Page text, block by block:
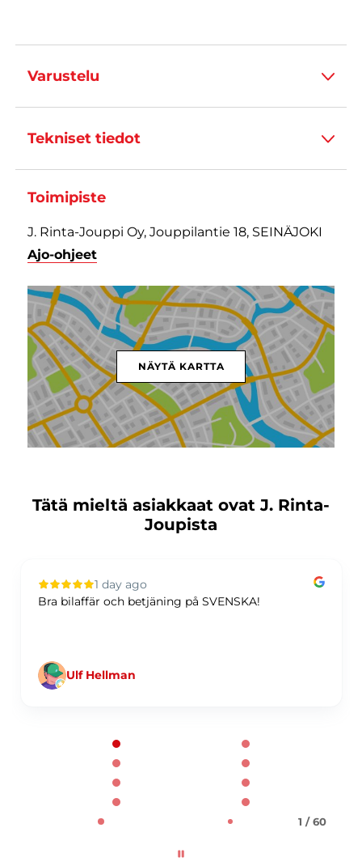
Varustelu
Tekniset tiedot
Toimipiste
J. Rinta-Jouppi Oy, Jouppilantie 18, SEINÄJOKI
Ajo-ohjeet
NÄYTÄ KARTTA
Tätä mieltä asiakkaat ovat J. Rinta-
Joupista
1 day ago
Bra bilaffär och betjäning på SVENSKA!
Ulf Hellman
1 / 60